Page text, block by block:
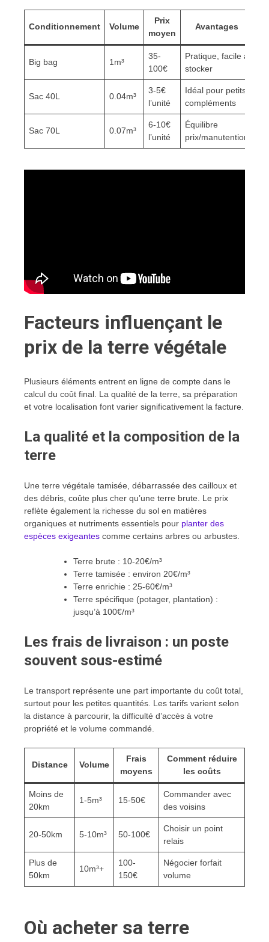
Conditionnement Volume
Prix
moyen
Avantages
Big bag 1m³
35-
100€
Pratique, facile à
stocker
Sac 40L 0.04m³
3-5€
l’unité
Idéal pour petits
compléments
Sac 70L 0.07m³
6-10€
l’unité
Équilibre
prix/manutention
Facteurs influençant le
prix de la terre végétale
Plusieurs éléments entrent en ligne de compte dans le
calcul du coût final. La qualité de la terre, sa préparation
et votre localisation font varier significativement la facture.
La qualité et la composition de la
terre
Une terre végétale tamisée, débarrassée des cailloux et
des débris, coûte plus cher qu’une terre brute. Le prix
reflète également la richesse du sol en matières
organiques et nutriments essentiels pour planter des
espèces exigeantes comme certains arbres ou arbustes.
Terre brute : 10-20€/m³
Terre tamisée : environ 20€/m³
Terre enrichie : 25-60€/m³
Terre spécifique (potager, plantation) :
jusqu’à 100€/m³
Les frais de livraison : un poste
souvent sous-estimé
Le transport représente une part importante du coût total,
surtout pour les petites quantités. Les tarifs varient selon
la distance à parcourir, la difficulté d’accès à votre
propriété et le volume commandé.
Distance Volume
Frais
moyens
Comment réduire
les coûts
Moins de
20km
1-5m³ 15-50€
Commander avec
des voisins
20-50km 5-10m³ 50-100€
Choisir un point
relais
Plus de
50km
10m³+
100-
150€
Négocier forfait
volume
Où acheter sa terre